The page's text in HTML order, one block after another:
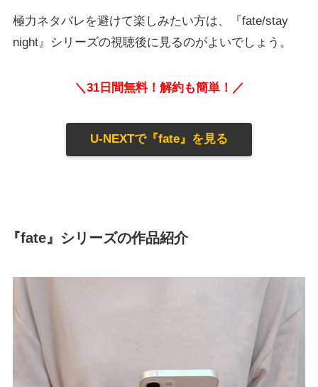
極力ネタバレを避けて楽しみたい方は、『fate/stay
night』シリーズの視聴後に見るのがよいでしょう。
＼31日間無料！解約も簡単！／
U-NEXTで『fate』を見る
『fate』シリーズの作品紹介